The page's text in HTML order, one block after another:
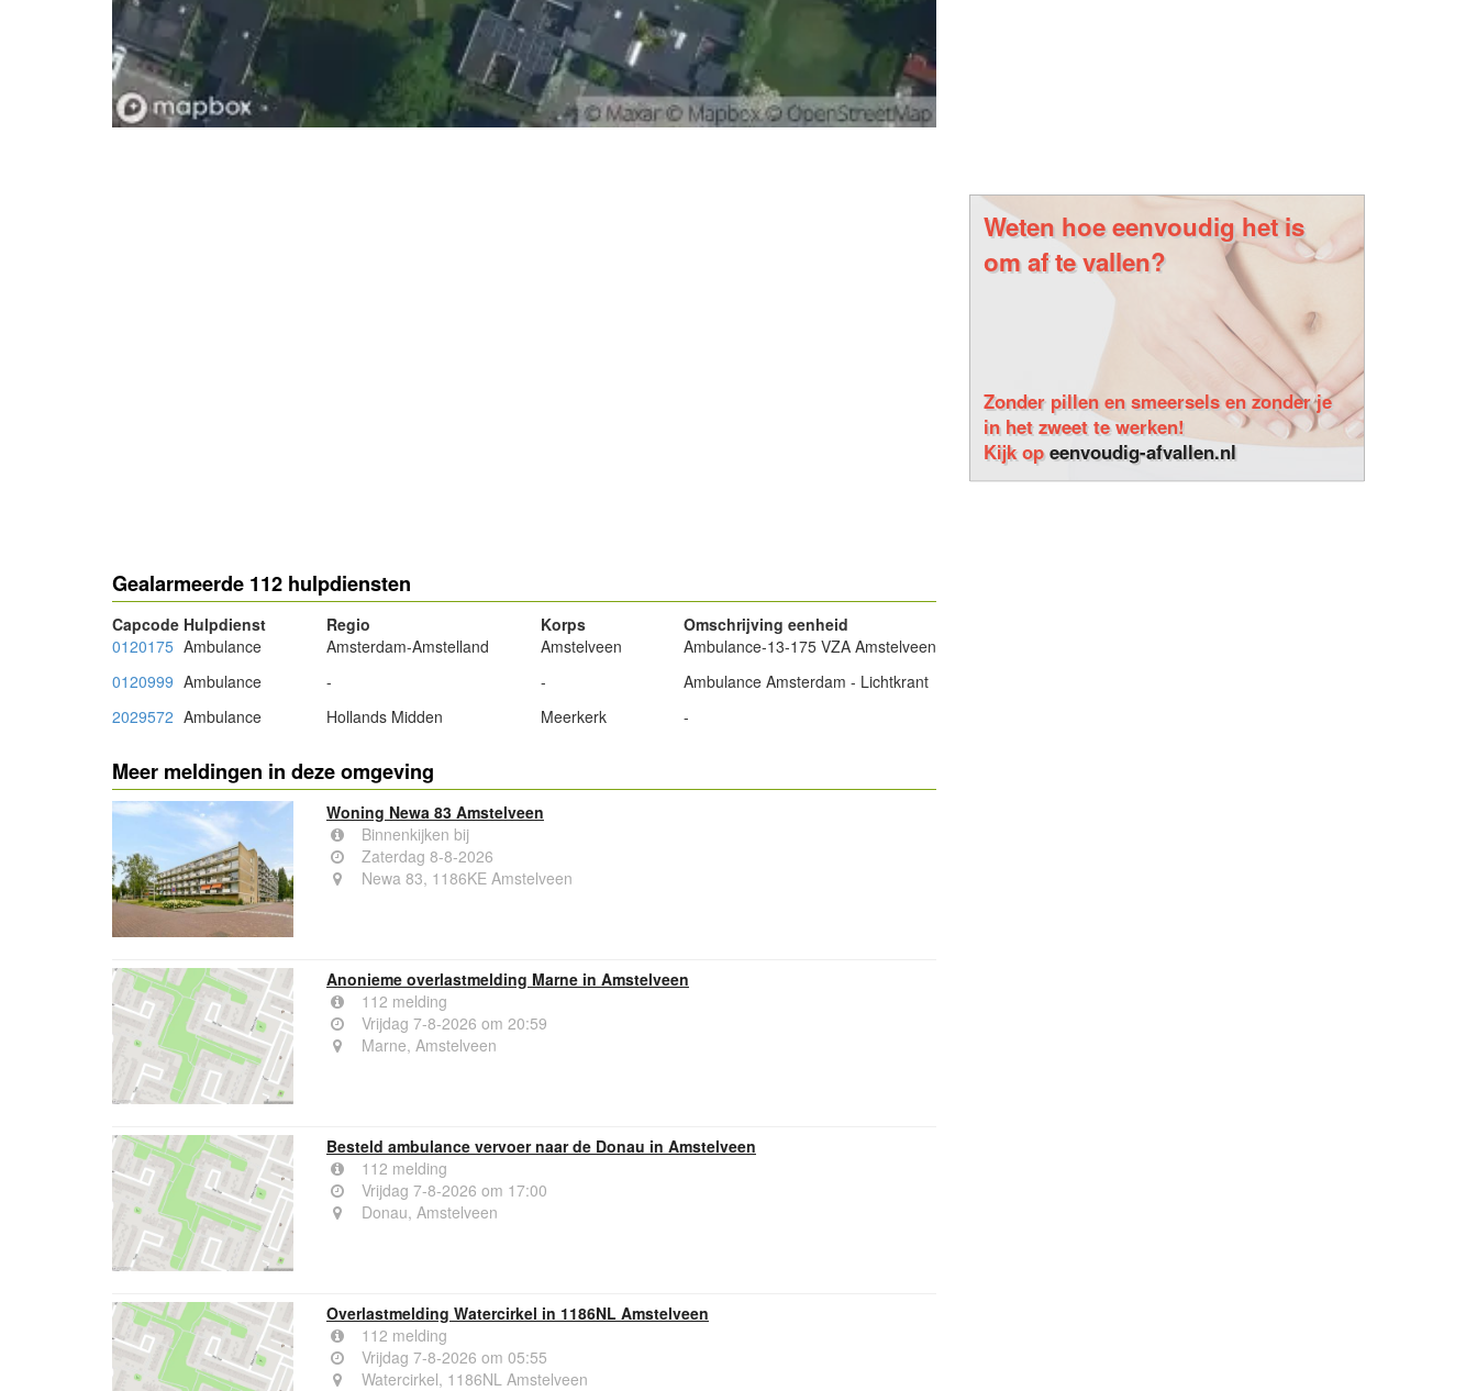
Gealarmeerde 112 hulpdiensten
Capcode Hulpdienst Regio Korps
Omschrijving eenheid
0120175 Ambulance Amsterdam-Amstelland Amstelveen
Ambulance-13-175 VZA Amstelveen
0120999 Ambulance - -
Ambulance Amsterdam - Lichtkrant
2029572 Ambulance Hollands Midden Meerkerk -
Meer meldingen in deze omgeving
Woning Newa 83 Amstelveen
Binnenkijken bij
Zaterdag 8-8-2026
Newa 83, 1186KE Amstelveen
Anonieme overlastmelding Marne in Amstelveen
112 melding
Vrijdag 7-8-2026 om 20:59
Marne, Amstelveen
Besteld ambulance vervoer naar de Donau in Amstelveen
112 melding
Vrijdag 7-8-2026 om 17:00
Donau, Amstelveen
Overlastmelding Watercirkel in 1186NL Amstelveen
112 melding
Vrijdag 7-8-2026 om 05:55
Watercirkel, 1186NL Amstelveen
Weten hoe eenvoudig het is
om af te vallen?
Zonder pillen en smeersels en zonder je
in het zweet te werken!
Kijk opeenvoudig-afvallen.nl